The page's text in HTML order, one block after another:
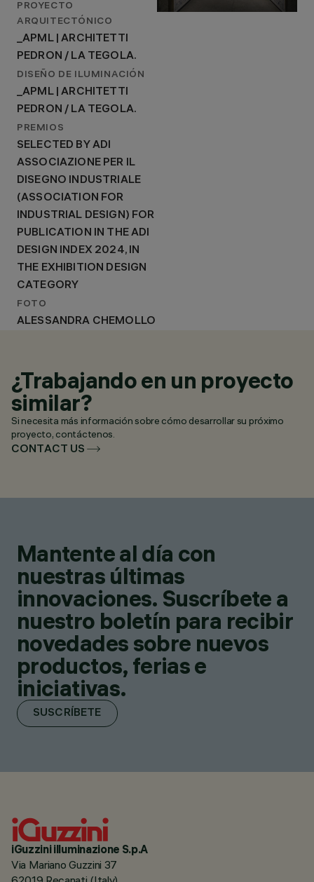
PROYECTO
ARQUITECTÓNICO
_APML | ARCHITETTI
PEDRON / LA TEGOLA.
DISEÑO DE ILUMINACIÓN
_APML | ARCHITETTI
PEDRON / LA TEGOLA.
PREMIOS
SELECTED BY ADI
ASSOCIAZIONE PER IL
DISEGNO INDUSTRIALE
(ASSOCIATION FOR
INDUSTRIAL DESIGN) FOR
PUBLICATION IN THE ADI
DESIGN INDEX 2024, IN
THE EXHIBITION DESIGN
CATEGORY
FOTO
ALESSANDRA CHEMOLLO
¿Trabajando en un proyecto
similar?
Si necesita más información sobre cómo desarrollar su próximo
proyecto, contáctenos.
CONTACT US
Mantente al día con
nuestras últimas
innovaciones. Suscríbete a
nuestro boletín para recibir
novedades sobre nuevos
productos, ferias e
iniciativas.
SUSCRÍBETE
iGuzzini illuminazione S.p.A
Via Mariano Guzzini 37